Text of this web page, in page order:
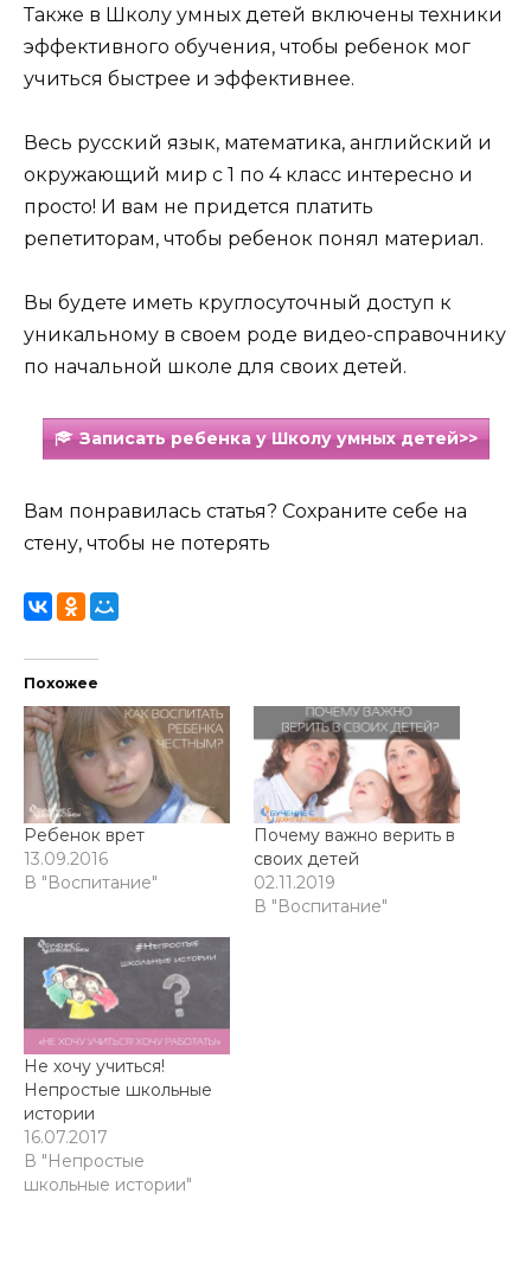
Также в Школу умных детей включены техники
эффективного обучения, чтобы ребенок мог
учиться быстрее и эффективнее.
Весь русский язык, математика, английский и
окружающий мир с 1 по 4 класс интересно и
просто! И вам не придется платить
репетиторам, чтобы ребенок понял материал.
Вы будете иметь круглосуточный доступ к
уникальному в своем роде видео-справочнику
по начальной школе для своих детей.
Записать ребенка у Школу умных детей>>
Вам понравилась статья? Сохраните себе на
стену, чтобы не потерять
Похожее
Ребенок врет
13.09.2016
В "Воспитание"
Почему важно верить в
своих детей
02.11.2019
В "Воспитание"
Не хочу учиться!
Непростые школьные
истории
16.07.2017
В "Непростые
школьные истории"